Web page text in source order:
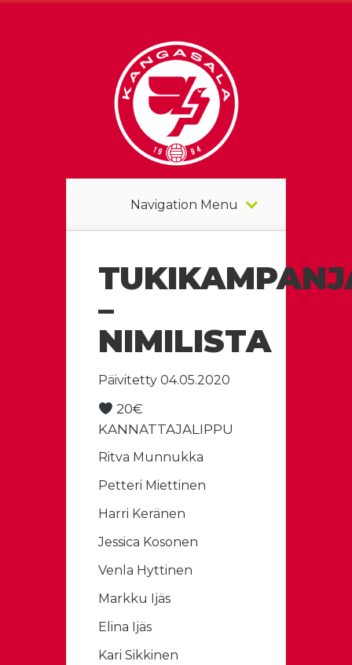
Navigation Menu
–
NIMILISTA
Päivitetty 04.05.2020
20€
KANNATTAJALIPPU
Ritva Munnukka
Petteri Miettinen
Harri Keränen
Jessica Kosonen
Venla Hyttinen
Markku Ijäs
Elina Ijäs
Kari Sikkinen